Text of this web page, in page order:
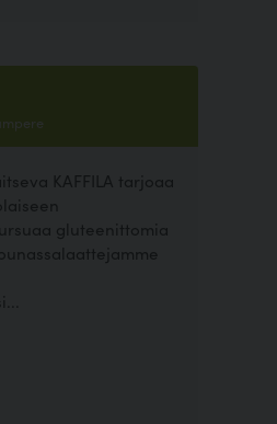
KAFFILA tarjoaa
gluteenittomia